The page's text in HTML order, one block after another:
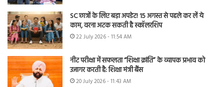
SC छात्रों के लिए बड़ा अपडेट! 15 अगस्त से पहले कर लें ये
काम, वरना अटक सकती है स्कॉलरशिप
22 July 2026 - 11:54 AM
नीट परीक्षा में सफलता “शिक्षा क्रांति” के व्यापक प्रभाव को
उजागर करती है: शिक्षा मंत्री बैंस
20 July 2026 - 11:43 AM